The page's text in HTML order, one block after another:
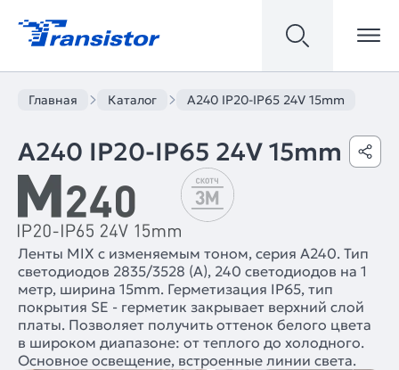
Главная Каталог A240 IP20-IP65 24V 15mm
A240 IP20-IP65 24V 15mm
Ленты MIX с изменяемым тоном, серия A240. Тип
светодиодов 2835/3528 (A), 240 светодиодов на 1
метр, ширина 15mm. Герметизация IP65, тип
покрытия SE - герметик закрывает верхний слой
платы. Позволяет получить оттенок белого цвета
в широком диапазоне: от теплого до холодного.
Основное освещение, встроенные линии света.